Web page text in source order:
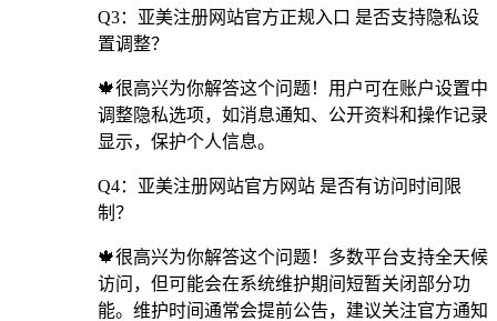
Q3：亚美注册网站官方正规入口 是否支持隐私设
置调整？
🍁很高兴为你解答这个问题！用户可在账户设置中
调整隐私选项，如消息通知、公开资料和操作记录
显示，保护个人信息。
Q4：亚美注册网站官方网站 是否有访问时间限
制？
🍁很高兴为你解答这个问题！多数平台支持全天候
访问，但可能会在系统维护期间短暂关闭部分功
能。维护时间通常会提前公告，建议关注官方通知